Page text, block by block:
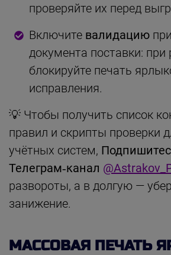
проверяйте их перед
Включите валидацию
документа поставки:
блокируйте печать
исправления.
💡 Чтобы получить список
правил и скрипты проверки
учётных систем,
Телеграм‑канал
развороты, а в долгую —
занижение.
МАССОВАЯ ПЕЧАТЬ